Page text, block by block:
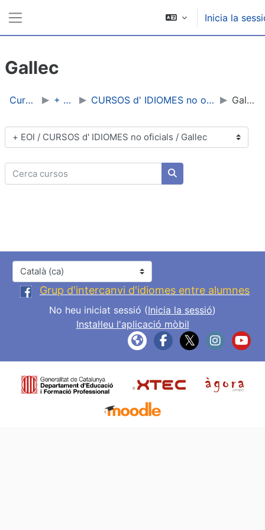
Inicia la
Gallec
Cursos + EOI CURSOS d' IDIOMES no oficials Gallec
Categories de cursos
Cerca cursos
Cerca cursos
Idioma
Grup d'intercanvi d'idiomes entre alumnes
No heu iniciat sessió (Inicia la sessió)
Instal·leu l'aplicació mòbil